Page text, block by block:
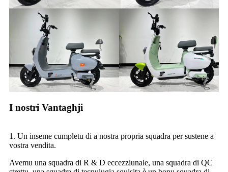
I nostri Vantaghji
1. Un inseme cumpletu di a nostra propria squadra per sustene a
vostra vendita.
Avemu una squadra di R & D eccezziunale, una squadra di QC